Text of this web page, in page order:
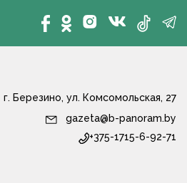
г. Березино, ул. Комсомольская, 27
gazeta@b-panoram.by
+375-1715-6-92-71